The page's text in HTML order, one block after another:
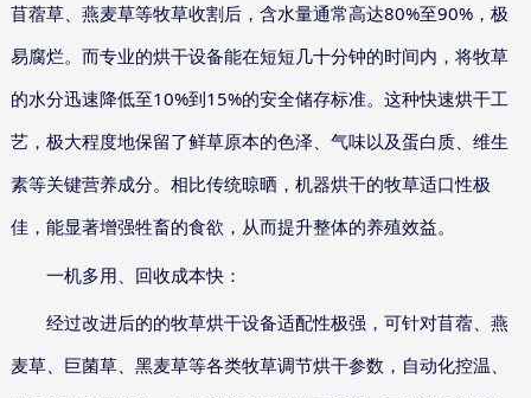
苜蓿草、燕麦草等牧草收割后，含水量通常高达80%至90%，极
易腐烂。而专业的烘干设备能在短短几十分钟的时间内，将牧草
的水分迅速降低至10%到 15%的安全储存标准。这种快速烘干工
艺，极大程度地保留了鲜草原本的色泽、气味以及蛋白质、维生
素等关键营养成分。相比传统晾晒，机器烘干的牧草适口性极
佳，能显著增强牲畜的食欲，从而提升整体的养殖效益。
一机多用、回收成本快：
经过改进后的的牧草烘干设备适配性极强，可针对苜蓿、燕
麦草、巨菌草、黑麦草等各类牧草调节烘干参数，自动化控温、